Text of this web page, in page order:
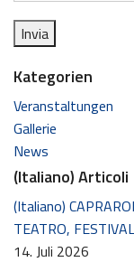
Kategorien
Veranstaltungen
Gallerie
News
(Italiano) Articoli
(Italiano)
TEATRO,
14. Juli 2026